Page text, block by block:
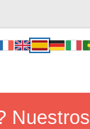
Nuestros